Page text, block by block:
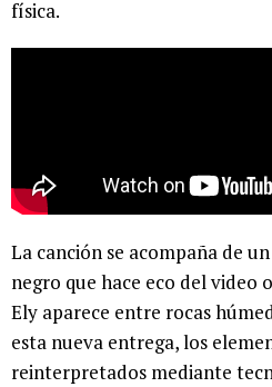
física.
La canción se acompaña de
negro que hace eco del video
Ely aparece entre rocas
esta nueva entrega, los
reinterpretados mediante